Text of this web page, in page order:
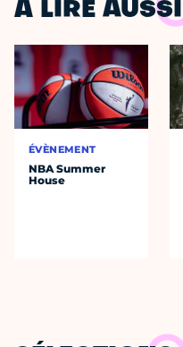
À LIRE AUSSI
ÉVÈNEMENT
NBA Summer
House